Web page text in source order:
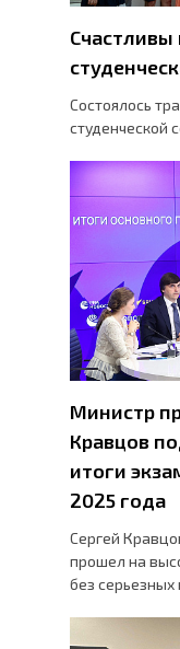
Счастливы
Состоялось
студенческой
Министр
Кравцов
итоги
2025 года
Сергей
прошел на
без